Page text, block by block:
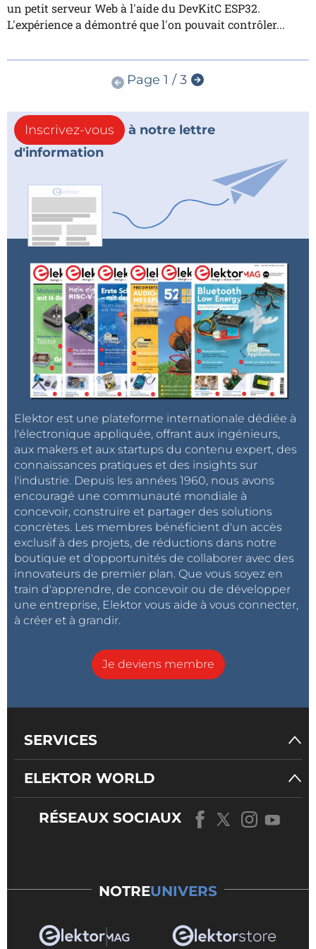
un petit serveur Web à l'aide du DevKitC ESP32.
L'expérience a démontré que l'on pouvait contrôler...
Page 1 / 3
Inscrivez-vous
à notre lettre
d'information
Elektor est une plateforme internationale dédiée à
l'électronique appliquée, offrant aux ingénieurs,
aux makers et aux startups du contenu expert, des
connaissances pratiques et des insights sur
l'industrie. Depuis les années 1960, nous avons
encouragé une communauté mondiale à
concevoir, construire et partager des solutions
concrètes. Les membres bénéficient d'un accès
exclusif à des projets, de réductions dans notre
boutique et d'opportunités de collaborer avec des
innovateurs de premier plan. Que vous soyez en
train d'apprendre, de concevoir ou de développer
une entreprise, Elektor vous aide à vous connecter,
à créer et à grandir.
Je deviens membre
SERVICES
ELEKTOR WORLD
RÉSEAUX SOCIAUX
NOTREUNIVERS